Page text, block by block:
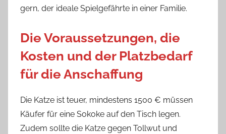
gern, der ideale Spielgefährte in einer Familie.
Die Voraussetzungen, die
Kosten und der Platzbedarf
für die Anschaffung
Die Katze ist teuer, mindestens 1500 € müssen
Käufer für eine Sokoke auf den Tisch legen.
Zudem sollte die Katze gegen Tollwut und